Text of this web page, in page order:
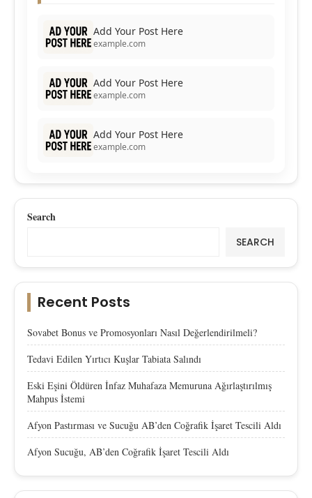
Add Your Post Here
example.com
Add Your Post Here
example.com
Add Your Post Here
example.com
Search
SEARCH
Recent Posts
Sovabet Bonus ve Promosyonları Nasıl Değerlendirilmeli?
Tedavi Edilen Yırtıcı Kuşlar Tabiata Salındı
Eski Eşini Öldüren İnfaz Muhafaza Memuruna Ağırlaştırılmış
Mahpus İstemi
Afyon Pastırması ve Sucuğu AB’den Coğrafik İşaret Tescili Aldı
Afyon Sucuğu, AB’den Coğrafik İşaret Tescili Aldı